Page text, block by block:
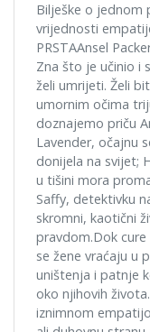
Bilješke o jednom
vrijednosti
PRSTAAnsel
Zna što je učinio i
želi umrijeti. Želi
umornim očima
doznajemo priču
Lavender, očajnu
donijela na svijet;
u tišini mora
Saffy, detektivku
skromni, kaotični
pravdom.Dok
se žene vraćaju u
uništenja i patnje
oko njihovih
iznimnom